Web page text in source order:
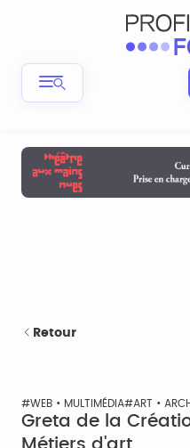
Retour
#WEB • MULTIMÉDIA#ART •
Greta de la
Métiers d'art